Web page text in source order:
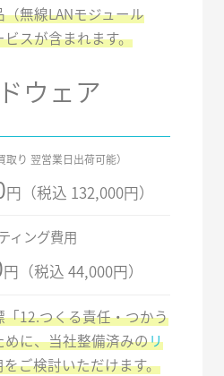
無線LANモジュール
スが含まれます。
ウェア
取り 翌営業日出荷可能）
円（税込 132,000円）
ィング費用
円（税込 44,000円）
12.つくる責任・つかう
に、当社整備済みのリ
ご検討いただけます。